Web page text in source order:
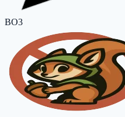
BO3